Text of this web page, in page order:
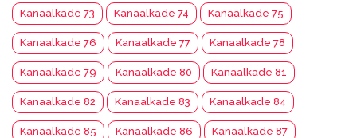
Kanaalkade 73 Kanaalkade 74 Kanaalkade 75
Kanaalkade 76 Kanaalkade 77 Kanaalkade 78
Kanaalkade 79 Kanaalkade 80 Kanaalkade 81
Kanaalkade 82 Kanaalkade 83 Kanaalkade 84
Kanaalkade 85 Kanaalkade 86 Kanaalkade 87